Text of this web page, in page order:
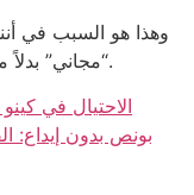
“مجاني” بدلاً من إضاعة ساعة في انتظار سحب 20 يورو.
الاحتيال في